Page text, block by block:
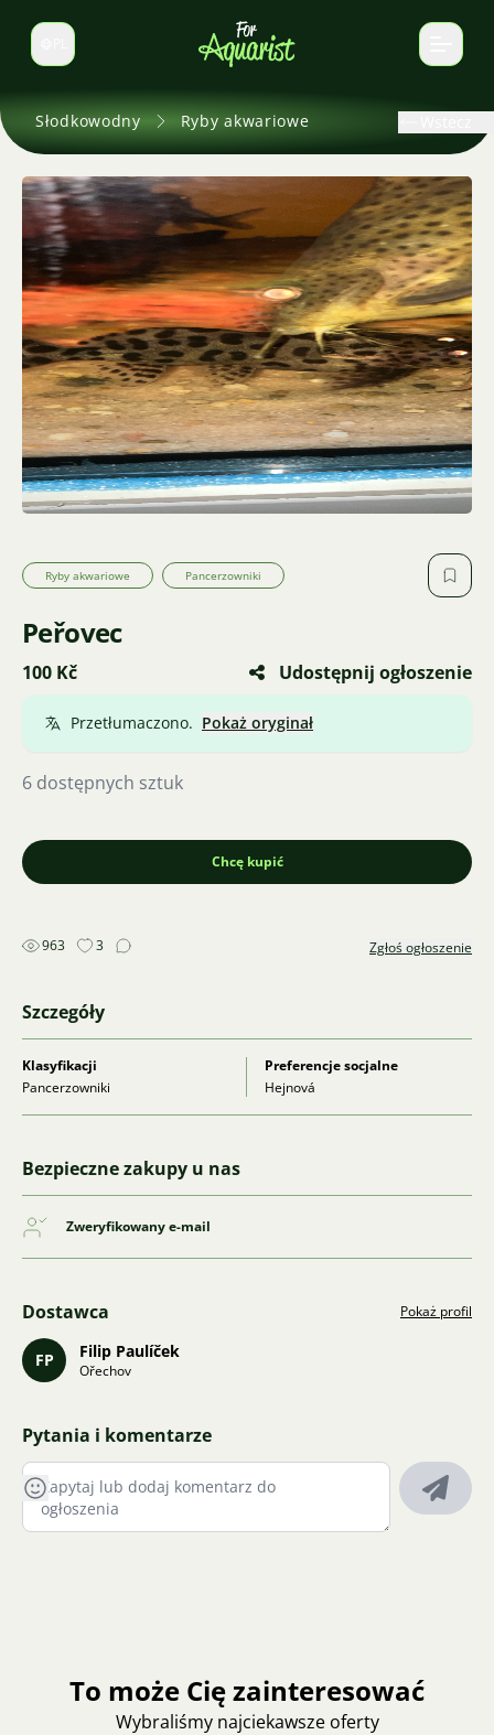
Zmień język
Słodkowodny Ryby akwariowe
Ryby akwariowe Pancerzowniki
Peřovec
100 Kč Udostępnij ogłoszenie
Przetłumaczono. Pokaż oryginał
6 dostępnych sztuk
Chcę kupić
963 3 Zgłoś ogłoszenie
Szczegóły
Klasyfikacji
Pancerzowniki
Preferencje socjalne
Hejnová
Bezpieczne zakupy u nas
Zweryfikowany e-mail
Dostawca Pokaż profil
FP Filip Paulíček
Ořechov
Pytania i komentarze
To może Cię zainteresować
Wybraliśmy najciekawsze oferty